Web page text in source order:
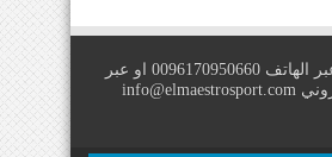
للتواصل معنا عبر الهاتف 0096170950660 او عبر
info@elmaestrosport.com